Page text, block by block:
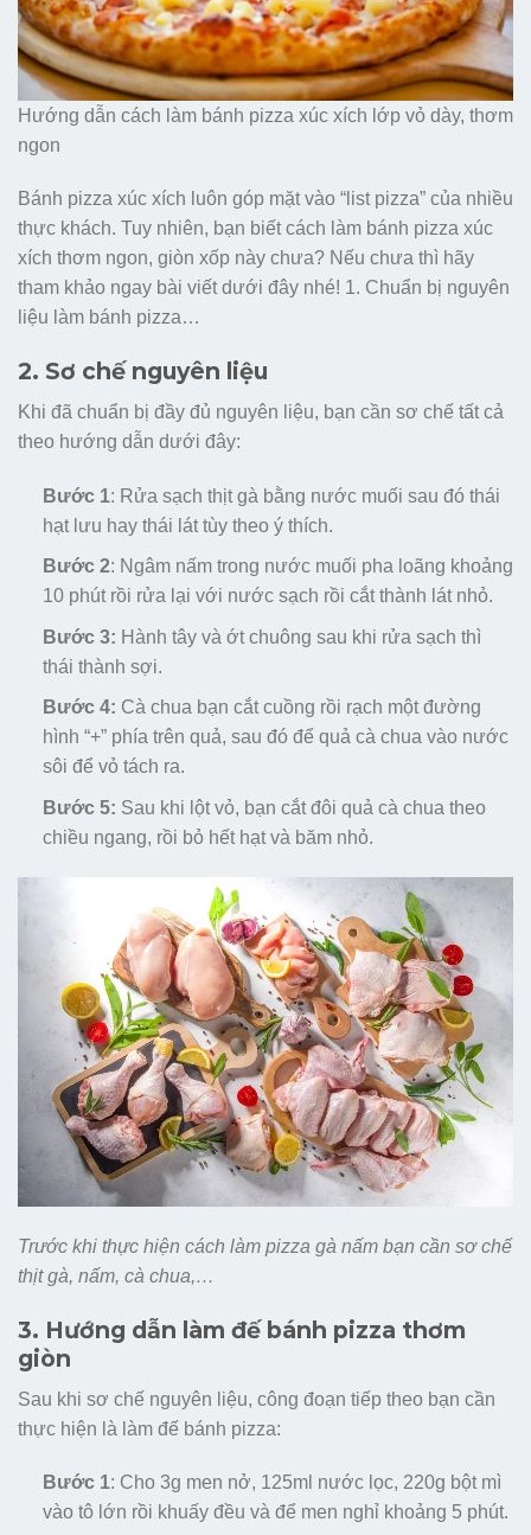
Hướng dẫn cách làm bánh pizza xúc xích lớp vỏ dày, thơm
ngon
Bánh pizza xúc xích luôn góp mặt vào “list pizza” của nhiều
thực khách. Tuy nhiên, bạn biết cách làm bánh pizza xúc
xích thơm ngon, giòn xốp này chưa? Nếu chưa thì hãy
tham khảo ngay bài viết dưới đây nhé! 1. Chuẩn bị nguyên
liệu làm bánh pizza…
2. Sơ chế nguyên liệu
Khi đã chuẩn bị đầy đủ nguyên liệu, bạn cần sơ chế tất cả
theo hướng dẫn dưới đây:
Bước 1: Rửa sạch thịt gà bằng nước muối sau đó thái
hạt lưu hay thái lát tùy theo ý thích.
Bước 2: Ngâm nấm trong nước muối pha loãng khoảng
10 phút rồi rửa lại với nước sạch rồi cắt thành lát nhỏ.
Bước 3: Hành tây và ớt chuông sau khi rửa sạch thì
thái thành sợi.
Bước 4: Cà chua bạn cắt cuồng rồi rạch một đường
hình “+” phía trên quả, sau đó để quả cà chua vào nước
sôi để vỏ tách ra.
Bước 5: Sau khi lột vỏ, bạn cắt đôi quả cà chua theo
chiều ngang, rồi bỏ hết hạt và băm nhỏ.
Trước khi thực hiện cách làm pizza gà nấm bạn cần sơ chế
thịt gà, nấm, cà chua,…
3. Hướng dẫn làm đế bánh pizza thơm
giòn
Sau khi sơ chế nguyên liệu, công đoạn tiếp theo bạn cần
thực hiện là làm đế bánh pizza:
Bước 1: Cho 3g men nở, 125ml nước lọc, 220g bột mì
vào tô lớn rồi khuấy đều và để men nghỉ khoảng 5 phút.